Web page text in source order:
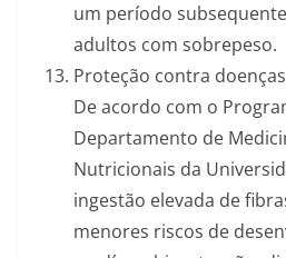
um período
adultos com sobrepeso.
Proteção contra
De acordo com o
Departamento de
Nutricionais da
ingestão elevada de
menores riscos de